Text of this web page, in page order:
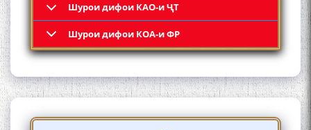
Шурои дифои КАО-и ҶТ
Шурои дифои КОА-и ФР
Кадамчо Худои Шарифзода